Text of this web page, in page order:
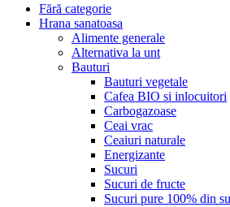
Fără categorie
Hrana sanatoasa
Alimente generale
Alternativa la unt
Bauturi
Bauturi vegetale
Cafea BIO si inlocuitori
Carbogazoase
Ceai vrac
Ceaiuri naturale
Energizante
Sucuri
Sucuri de fructe
Sucuri pure 100% din